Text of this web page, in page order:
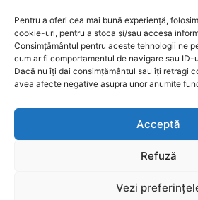
Pentru a oferi cea mai bună experiență,
cookie-uri, pentru a stoca și/sau accesa
Consimțământul pentru aceste tehnologii ne
cum ar fi comportamentul de navigare sau
Dacă nu îți dai consimțământul sau îți retragi
avea afecte negative asupra unor anumite
Acceptă
Refuză
Vezi